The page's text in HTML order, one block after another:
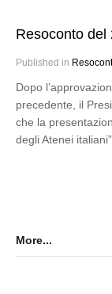
Resoconto del
Published in
Dopo
precedente, il
che la
degli Atenei
More...